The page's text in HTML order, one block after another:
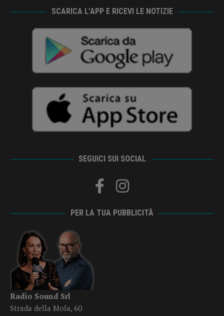
SCARICA L’APP E RICEVI LE NOTIZIE
SEGUICI SUI SOCIAL
PER LA TUA PUBBLICITÀ
Radio Sound Srl
Strada della Mola, 60